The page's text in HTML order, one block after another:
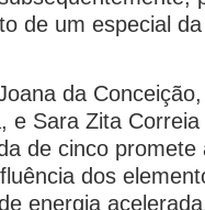
de um especial
da
e Sara Zita
de cinco
dos
energia